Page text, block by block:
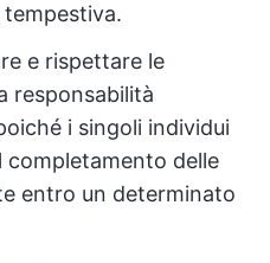
e rispettare le
responsabilità
i singoli individui
completamento delle
entro un determinato